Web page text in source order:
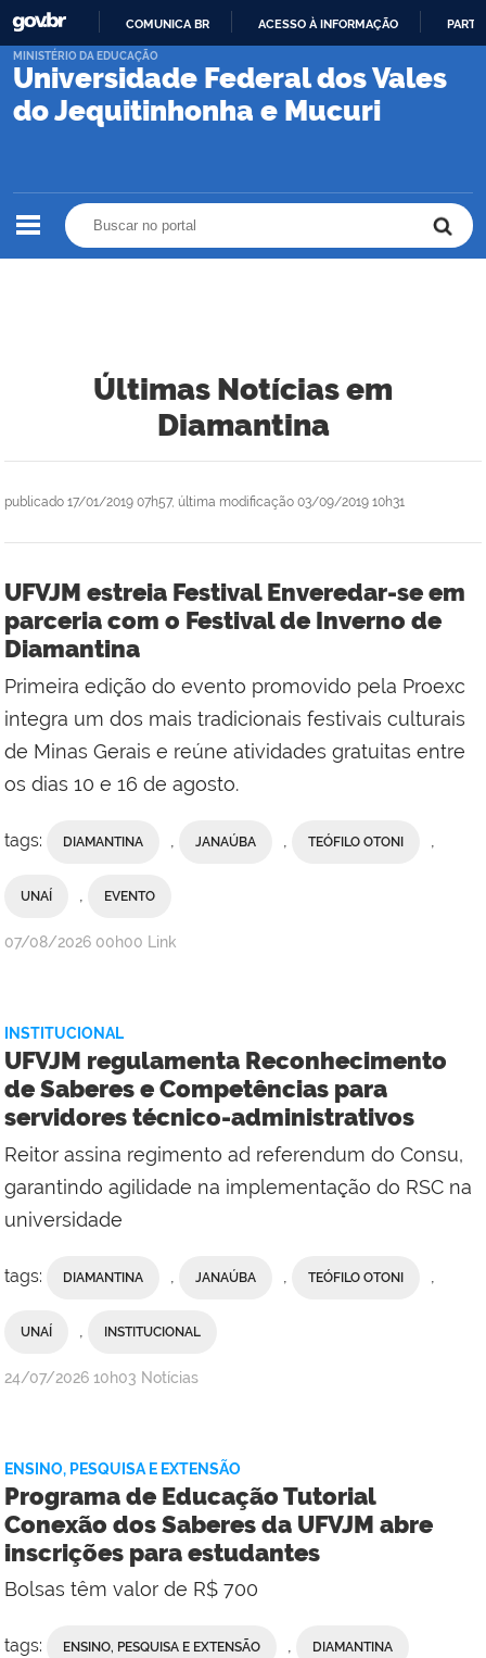
PARA
CONTEÚDO
COMUNICA BR ACESSO À INFORMAÇÃO
Universidade Federal dos Vales
do Jequitinhonha e Mucuri
MINISTÉRIO DA EDUCAÇÃO
Últimas Notícias em
Diamantina
publicado 17/01/2019 07h57, última modificação 03/09/2019 10h31
UFVJM estreia Festival Enveredar-se em
parceria com o Festival de Inverno de
Diamantina
Primeira edição do evento promovido pela Proexc
integra um dos mais tradicionais festivais culturais
de Minas Gerais e reúne atividades gratuitas entre
os dias 10 e 16 de agosto.
tags: DIAMANTINA , JANAÚBA , TEÓFILO OTONI ,
UNAÍ , EVENTO
publicado
07/08/2026 00h00 Link
INSTITUCIONAL
UFVJM regulamenta Reconhecimento
de Saberes e Competências para
servidores técnico-administrativos
Reitor assina regimento ad referendum do Consu,
garantindo agilidade na implementação do RSC na
universidade
tags: DIAMANTINA JANAÚBA TEÓFILO OTONI
UNAÍ INSTITUCIONAL
publicado
24/07/2026 10h03 Notícias
ENSINO, PESQUISA E EXTENSÃO
Programa de Educação Tutorial
Conexão dos Saberes da UFVJM abre
inscrições para estudantes
Bolsas têm valor de R$ 700
tags: ENSINO, PESQUISA E EXTENSÃO , DIAMANTINA